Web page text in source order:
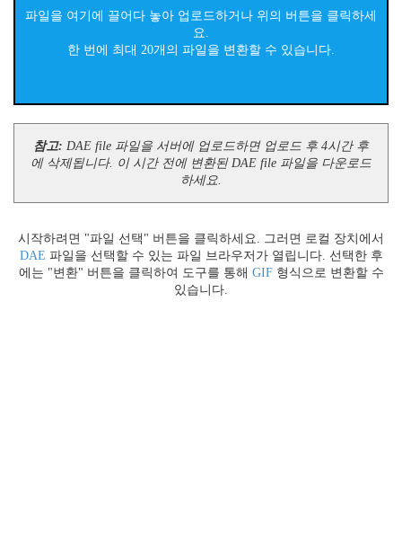
파일을 여기에 끌어다 놓아 업로드하거나 위의 버튼을 클릭하세
요.
한 번에 최대 20개의 파일을 변환할 수 있습니다.
참고: DAE file 파일을 서버에 업로드하면 업로드 후 4시간 후
에 삭제됩니다. 이 시간 전에 변환된 DAE file 파일을 다운로드
하세요.
시작하려면 "파일 선택" 버튼을 클릭하세요. 그러면 로컬 장치에서
DAE 파일을 선택할 수 있는 파일 브라우저가 열립니다. 선택한 후
에는 "변환" 버튼을 클릭하여 도구를 통해 GIF형식으로 변환할 수
있습니다.